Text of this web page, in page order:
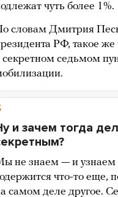
чуть более 1%.
словам Дмитрия
РФ, такое
секретном седьмом
и зачем тогда
не знаем — и узнаем
что-то еще,
самом деле другое.